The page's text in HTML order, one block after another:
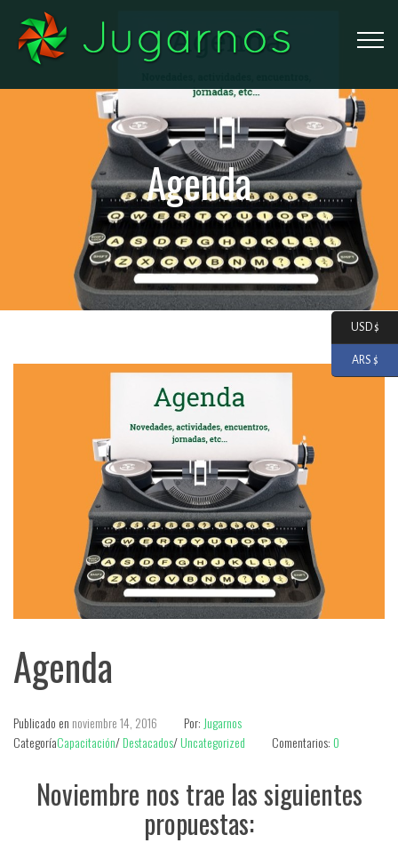
Agenda
Agenda
Publicado en noviembre 14, 2016 Por: Jugarnos
CategoríaCapacitación/Destacados/Uncategorized Comentarios: 0
Noviembre nos trae las siguientes
propuestas:
USD $
ARS $